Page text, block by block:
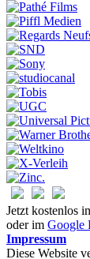
Jetzt kostenlos
oder im Google
Impressum
Diese Website